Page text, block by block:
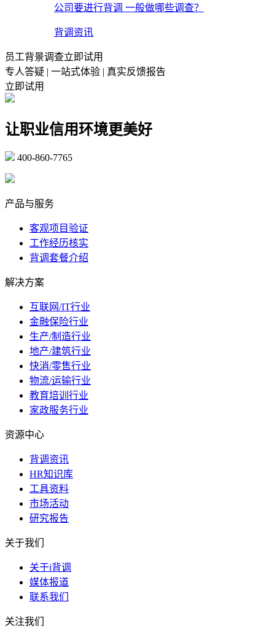
公司要进行背调 一般做哪些调查？
背调资讯
员工背景调查立即试用
专人答疑 | 一站式体验 | 真实反馈报告
立即试用
让职业信用环境更美好
400-860-7765
产品与服务
客观项目验证
工作经历核实
背调套餐介绍
解决方案
互联网/IT行业
金融保险行业
生产/制造行业
地产/建筑行业
快消/零售行业
物流/运输行业
教育培训行业
家政服务行业
资源中心
背调资讯
HR知识库
工具资料
市场活动
研究报告
关于我们
关于i背调
媒体报道
联系我们
关注我们